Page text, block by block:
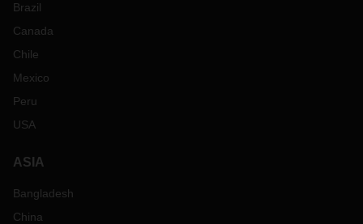
Brazil
Canada
Chile
Mexico
Peru
USA
ASIA
Bangladesh
China